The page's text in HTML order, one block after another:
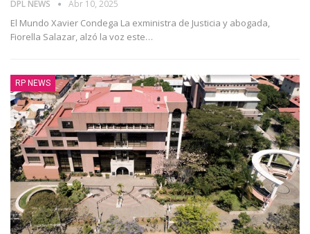
DPL NEWS Abr 10, 2025
El Mundo Xavier Condega La exministra de Justicia y abogada,
Fiorella Salazar, alzó la voz este…
RP NEWS